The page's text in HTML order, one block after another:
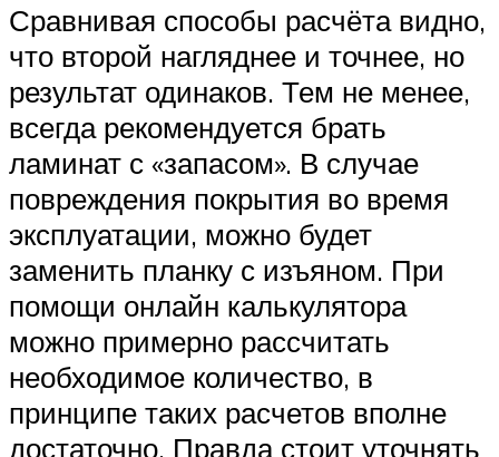
Сравнивая способы расчёта видно,
что второй нагляднее и точнее, но
результат одинаков. Тем не менее,
всегда рекомендуется брать
ламинат с «запасом». В случае
повреждения покрытия во время
эксплуатации, можно будет
заменить планку с изъяном. При
помощи онлайн калькулятора
можно примерно рассчитать
необходимое количество, в
принципе таких расчетов вполне
достаточно. Правда стоит уточнять